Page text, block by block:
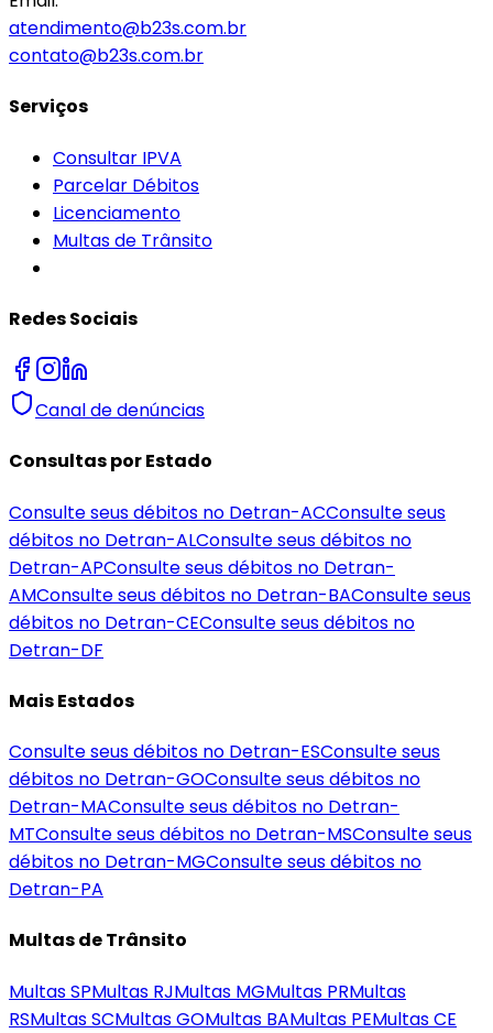
atendimento@b23s.com.br
contato@b23s.com.br
Serviços
Consultar IPVA
Parcelar Débitos
Licenciamento
Multas de Trânsito
Redes Sociais
Canal de denúncias
Consultas por Estado
Consulte seus débitos no Detran-ACConsulte seus
débitos no Detran-ALConsulte seus débitos no
Detran-APConsulte seus débitos no Detran-
AMConsulte seus débitos no Detran-BAConsulte seus
débitos no Detran-CEConsulte seus débitos no
Detran-DF
Mais Estados
Consulte seus débitos no Detran-ESConsulte seus
débitos no Detran-GOConsulte seus débitos no
Detran-MAConsulte seus débitos no Detran-
MTConsulte seus débitos no Detran-MSConsulte seus
débitos no Detran-MGConsulte seus débitos no
Detran-PA
Multas de Trânsito
MultasSPMultas RJMultas MGMultas PRMultas
RSMultasSCMultasGOMultas BAMultas PEMultasCE